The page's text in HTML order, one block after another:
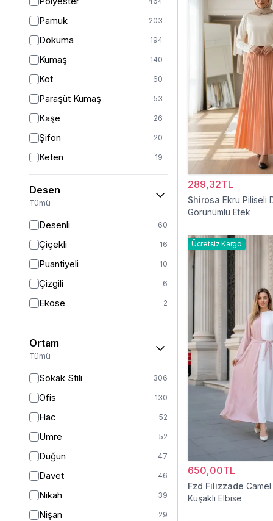
Pamuk 203
Dokuma 194
Kumaş 140
Kot 60
Paraşüt Kumaş 53
Kaşe 26
Şifon 20
Keten 19
Saten 15
Krep 14
Peluş 2
Jarse
Kadife
Süet
Sandy
Desen
Tümü
Desenli 60
Çiçekli 16
Puantiyeli 10
Çizgili 6
Ekose 2
Ortam
Tümü
Sokak Stili 306
Ofis 130
Hac 52
Umre 52
Düğün 47
Davet 46
Nikah 39
Nişan 29
289,32TL
Shirosa Ekru Piliseli
Görünümlü Etek
Ücretsiz Kargo
650,00TL
Fzd Filizzade Camel
Kuşaklı Elbise